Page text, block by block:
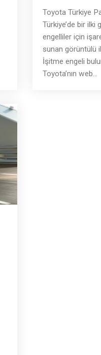
Toyota Türkiye
Türkiye’de bir
engelliler için
sunan görüntülü
İşitme engeli
Toyota’nın web...